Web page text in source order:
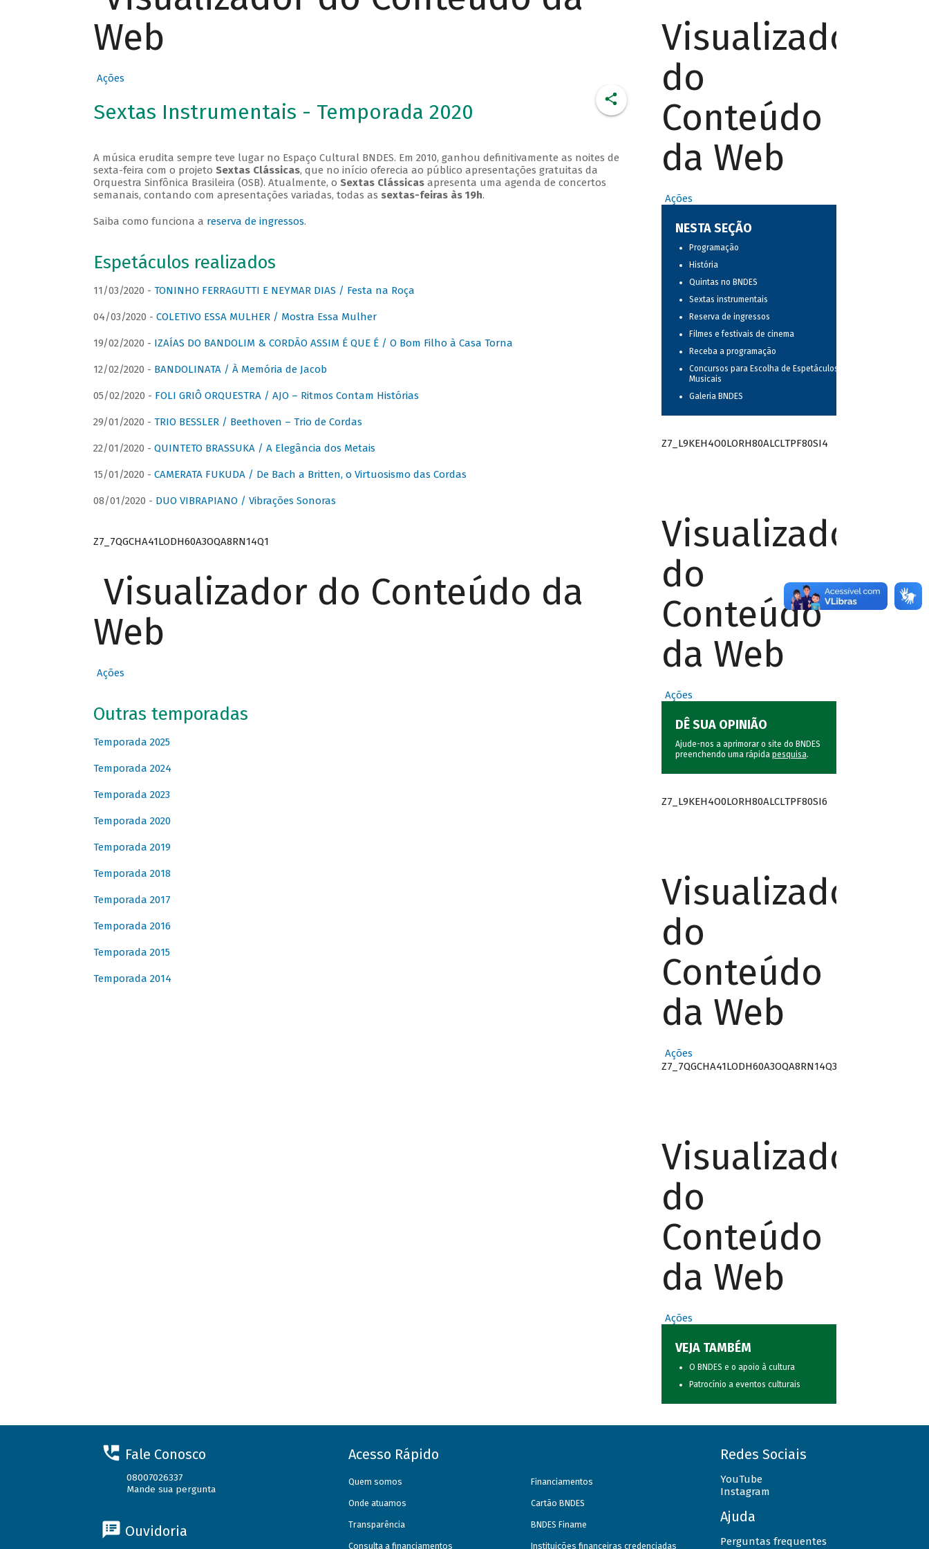
Web
Ações
Sextas Instrumentais - Temporada 2020
A música erudita sempre teve lugar no Espaço Cultural BNDES. Em 2010, ganhou definitivamente as noites de
sexta-feira com o projeto Sextas Clássicas, que no início oferecia ao público apresentações gratuitas da
Orquestra Sinfônica Brasileira (OSB). Atualmente, o Sextas Clássicasapresenta uma agenda de concertos
semanais, contando com apresentações variadas, todas as sextas-feiras às 19h.
Saiba como funciona a reserva de ingressos.
Espetáculos realizados
11/03/2020 - TONINHO FERRAGUTTI E NEYMAR DIAS / Festa na Roça
04/03/2020 - COLETIVO ESSA MULHER / Mostra Essa Mulher
19/02/2020 - IZAÍAS DO BANDOLIM & CORDÃO ASSIM É QUE É / O Bom Filho à Casa Torna
12/02/2020 - BANDOLINATA / À Memória de Jacob
05/02/2020 - FOLI GRIÔ ORQUESTRA / AJO – Ritmos Contam Histórias
29/01/2020 - TRIO BESSLER / Beethoven – Trio de Cordas
22/01/2020 - QUINTETO BRASSUKA / A Elegância dos Metais
15/01/2020 - CAMERATA FUKUDA / De Bach a Britten, o Virtuosismo das Cordas
08/01/2020 - DUO VIBRAPIANO / Vibrações Sonoras
Z7_7QGCHA41LODH60A3OQA8RN14Q1
Visualizador do Conteúdo da
Web
Ações
Outras temporadas
Temporada 2025
Temporada 2024
Temporada 2023
Temporada 2020
Temporada 2019
Temporada 2018
Temporada 2017
Temporada 2016
Temporada 2015
Temporada 2014
Visualizador
do
Conteúdo
da Web
Ações
NESTA SEÇÃO
Programação
História
Quintas no BNDES
Sextas instrumentais
Reserva de ingressos
Filmes e festivais de cinema
Receba a programação
Concursos para Escolha de Espetáculos
Musicais
Galeria BNDES
Z7_L9KEH4O0LORH80ALCLTPF80SI4
Visualizador
do
Conteúdo
da Web
Ações
DÊ SUA OPINIÃO
Ajude-nos a aprimorar o site do BNDES
preenchendo uma rápida pesquisa.
Z7_L9KEH4O0LORH80ALCLTPF80SI6
Visualizador
do
Conteúdo
da Web
Ações
Z7_7QGCHA41LODH60A3OQA8RN14Q3
Visualizador
do
Conteúdo
da Web
Ações
VEJA TAMBÉM
O BNDES e o apoio à cultura
Patrocínio a eventos culturais
Fale Conosco
08007026337
Mande sua pergunta
Ouvidoria
Acesso Rápido
Quem somos
Onde atuamos
Transparência
Consulta a financiamentos
Financiamentos
Cartão BNDES
BNDES Finame
Instituições financeiras credenciadas
Redes Sociais
YouTube
Instagram
Ajuda
Perguntas frequentes